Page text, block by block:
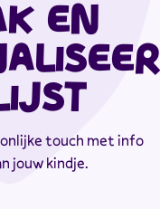
EN
touch met info
jouw kindje.